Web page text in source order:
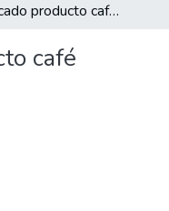
Ficha mercado producto café Polonia
café